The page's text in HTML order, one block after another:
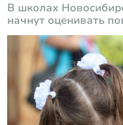
В школах
начнут оценивать